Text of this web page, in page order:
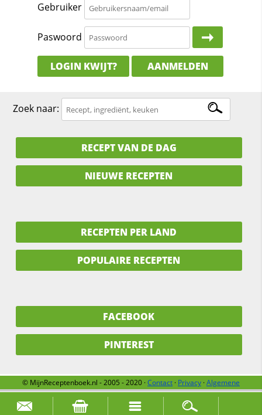
Zoek naar:
Gebruiker
Paswoord
LOGIN KWIJT? AANMELDEN
Zoek naar:
RECEPT VAN DE DAG
NIEUWE RECEPTEN
RECEPTEN PER LAND
POPULAIRE RECEPTEN
FACEBOOK
PINTEREST
© MijnReceptenboek.nl - 2005 - 2020 ·Contact · Privacy ·Algemene
voorwaarden
Over ons